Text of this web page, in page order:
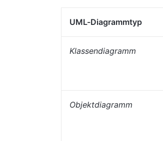
UML-Diagrammtyp
Klassendiagramm
Objektdiagramm